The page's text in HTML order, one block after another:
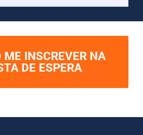
ME INSCREVER NA
DE ESPERA